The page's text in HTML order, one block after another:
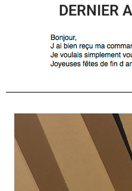
DERNIER